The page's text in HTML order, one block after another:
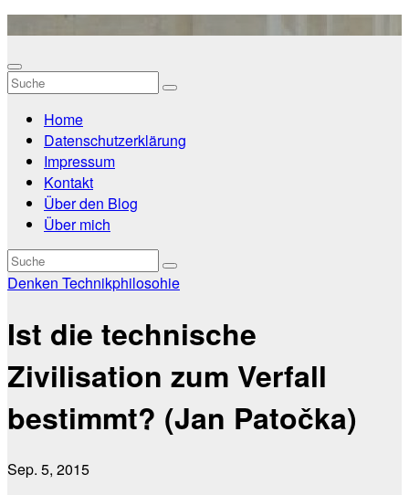
springen
Home
Datenschutzerklärung
Impressum
Kontakt
Über den Blog
Über mich
Denken Technikphilosohie
Ist die technische
Zivilisation zum Verfall
bestimmt? (Jan Patočka)
Sep. 5, 2015